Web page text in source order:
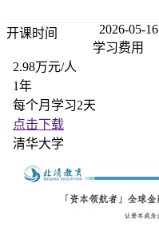
开课时间
2026-05-16
学习费用
2.98万元/人
1年
每个月学习2天
点击下载
清华大学